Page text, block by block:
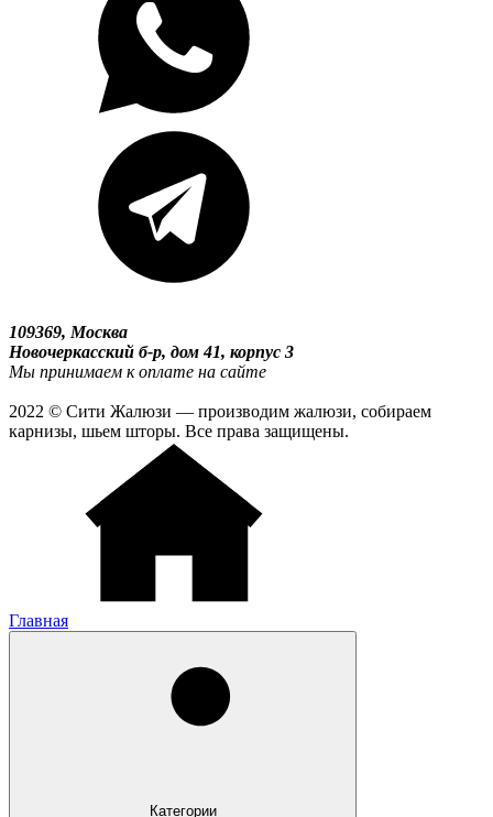
109369, Москва
Новочеркасский б-р, дом 41, корпус 3
Мы принимаем к оплате на сайте
2022 © Сити Жалюзи — производим жалюзи, собираем
карнизы, шьем шторы. Все права защищены.
Главная
Категории